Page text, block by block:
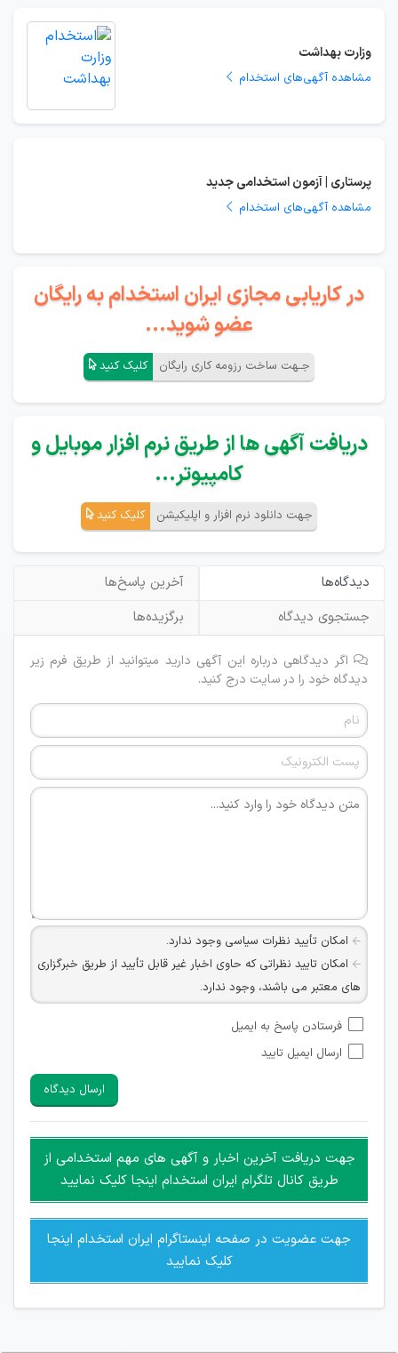
وزارت بهداشت
مشاهده آگهی‌های استخدام
پرستاری | آزمون استخدامی جدید
مشاهده آگهی‌های استخدام
در کاریابی مجازی ایران استخدام به رایگان
عضو شوید...
جـهت ساخت رزومه کاری رایگان کلیک کنید
دریافت آگهی ها از طریق نرم افزار موبایل و
کامپیوتر...
جهت دانلود نرم افزار و اپلیکیشن کلیک کنید
دیدگاه‌ها
آخرین پاسخ‌ها
جستجوی دیدگاه
برگزیده‌ها
اگر دیدگاهی درباره این آگهی دارید میتوانید از طریق فرم زیر
دیدگاه خود را در سایت درج کنید.
امکان تأیید نظرات سیاسی وجود ندارد.
امکان تایید نظراتی که حاوی اخبار غیر قابل تأیید از طریق خبرگزاری
های معتبر می باشند، وجود ندارد.
شبکه های مجازی ارتباطی می باشند وجود ندارد.
امکان تأیید نظرات کاربرانی که به هر طریقی قصد مأیوس کردن
هرگونه تحریک، تحقیر و کنایه به سایر افراد (مسئول و غیر مسئول)
غیر مجاز می باشد.
امکان هماهنگی برای هرگونه ملاقات حضوری چه به صورت دسته
جمعی و چه فردی توسط کاربران سایت وجود ندارد.
فرستادن پاسخ به ایمیل
ارسال ایمیل تایید
ارسال دیدگاه
جهت دریافت آخرین اخبار و آگهی های مهم استخدامی از
طریق کانال تلگرام ایران استخدام اینجا کلیک نمایید
جهت عضویت در صفحه اینستاگرام ایران استخدام اینجا
کلیک نمایید